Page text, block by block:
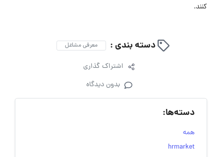
کنند.
دسته بندی : معرفی مشاغل
اشتراک گذاری
بدون دیدگاه
دسته‌ها:
همه
hrmarket